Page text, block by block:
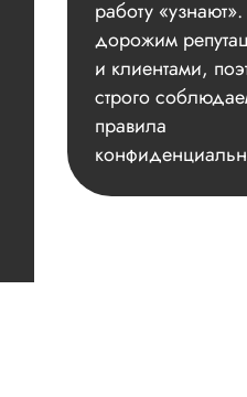
работу
дорожим
и клиентами,
строго
правила